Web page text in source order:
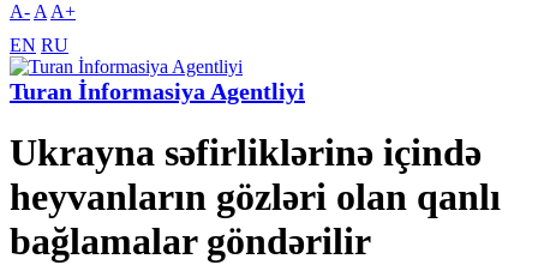
A- A A+
EN RU
Turan İnformasiya Agentliyi
Ukrayna səfirliklərinə içində
heyvanların gözləri olan qanlı
bağlamalar göndərilir